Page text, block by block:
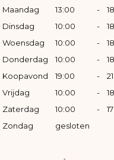
Maandag 13:00 -
Dinsdag
10:00 -
Woensdag
10:00 -
Donderdag
10:00 -
Koopavond
19:00 -
Vrijdag
10:00 -
Zaterdag
10:00 -
Zondag
gesloten